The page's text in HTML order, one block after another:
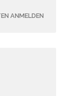
ANMELDEN